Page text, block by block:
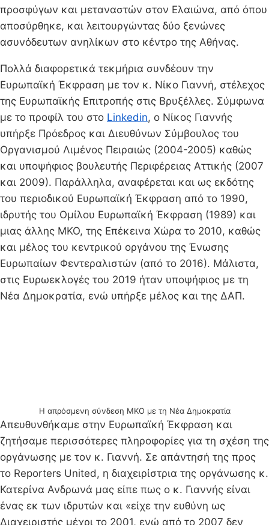
προσφύγων και μεταναστών στον Ελαιώνα, από όπου
αποσύρθηκε, και λειτουργώντας δύο ξενώνες
ασυνόδευτων ανηλίκων στο κέντρο της Αθήνας.
Πολλά διαφορετικά τεκμήρια συνδέουν την
Ευρωπαϊκή Έκφραση με τον κ. Νίκο Γιαννή, στέλεχος
της Ευρωπαϊκής Επιτροπής στις Βρυξέλλες. Σύμφωνα
με το προφίλ του στο Linkedin, ο Νίκος Γιαννής
υπήρξε Πρόεδρος και Διευθύνων Σύμβουλος του
Οργανισμού Λιμένος Πειραιώς (2004-2005) καθώς
και υποψήφιος βουλευτής Περιφέρειας Αττικής (2007
και 2009). Παράλληλα, αναφέρεται και ως εκδότης
του περιοδικού Ευρωπαϊκή Έκφραση από το 1990,
ιδρυτής του Ομίλου Ευρωπαϊκή Έκφραση (1989) και
μιας άλλης ΜΚΟ, της Επέκεινα Χώρα το 2010, καθώς
και μέλος του κεντρικού οργάνου της Ένωσης
Ευρωπαίων Φεντεραλιστών (από το 2016). Μάλιστα,
στις Ευρωεκλογές του 2019 ήταν υποψήφιος με τη
Νέα Δημοκρατία, ενώ υπήρξε μέλος και της ΔΑΠ.
Η απρόσμενη σύνδεση ΜΚΟ με τη Νέα Δημοκρατία
Απευθυνθήκαμε στην Ευρωπαϊκή Έκφραση και
ζητήσαμε περισσότερες πληροφορίες για τη σχέση της
οργάνωσης με τον κ. Γιαννή. Σε απάντησή της προς
το Reporters United, η διαχειρίστρια της οργάνωσης κ.
Κατερίνα Ανδρωνά μας είπε πως ο κ. Γιαννής είναι
ένας εκ των ιδρυτών και «είχε την ευθύνη ως
Διαχειριστής μέχρι το 2001, ενώ από το 2007 δεν